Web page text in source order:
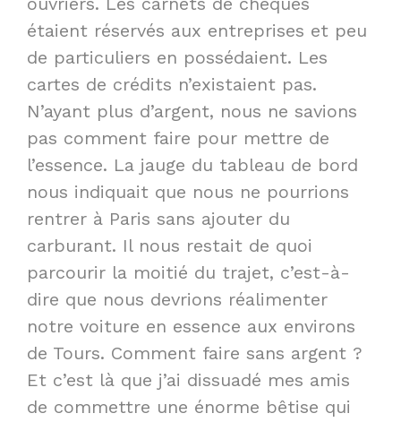
étaient réservés aux entreprises et peu
de particuliers en possédaient. Les
cartes de crédits n’existaient pas.
N’ayant plus d’argent, nous ne savions
pas comment faire pour mettre de
l’essence. La jauge du tableau de bord
nous indiquait que nous ne pourrions
rentrer à Paris sans ajouter du
carburant. Il nous restait de quoi
parcourir la moitié du trajet, c’est-à-
dire que nous devrions réalimenter
notre voiture en essence aux environs
de Tours. Comment faire sans argent ?
Et c’est là que j’ai dissuadé mes amis
de commettre une énorme bêtise qui